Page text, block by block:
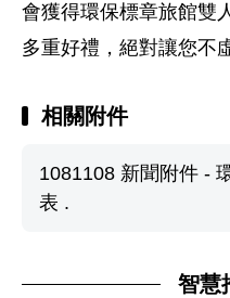
會獲得環保標章旅館雙
多重好禮，絕對讓您不
相關附件
1081108 新聞附件 -
表 .
智慧